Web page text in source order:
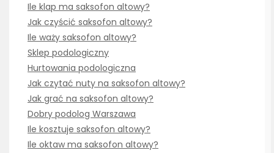
Ile klap ma saksofon altowy?
Jak czyścić saksofon altowy?
Ile waży saksofon altowy?
Sklep podologiczny
Hurtowania podologiczna
Jak czytać nuty na saksofon altowy?
Jak grać na saksofon altowy?
Dobry podolog Warszawa
Ile kosztuje saksofon altowy?
Ile oktaw ma saksofon altowy?